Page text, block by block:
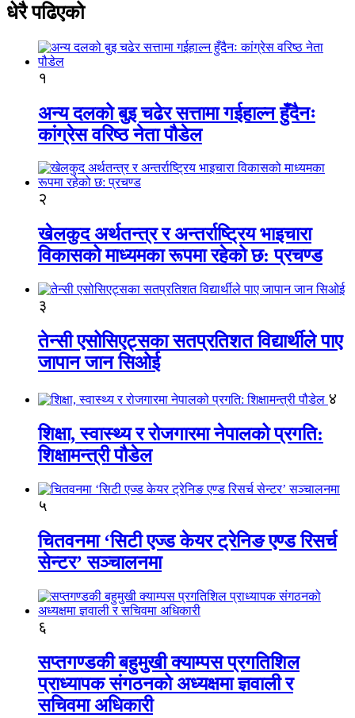
धेरै पढिएको
१
अन्य दलको बुइ चढेर सत्तामा गईहाल्न हुँदैनः
कांग्रेस वरिष्ठ नेता पौडेल
२
खेलकुद अर्थतन्त्र र अन्तर्राष्ट्रिय भाइचारा
विकासको माध्यमका रूपमा रहेको छ: प्रचण्ड
३
तेन्सी एसोसिएट्सका सतप्रतिशत विद्यार्थीले पाए
जापान जान सिओई
४
शिक्षा, स्वास्थ्य र रोजगारमा नेपालको प्रगति:
शिक्षामन्त्री पौडेल
५
चितवनमा ‘सिटी एज्ड केयर ट्रेनिङ एण्ड रिसर्च
सेन्टर’ सञ्चालनमा
६
सप्तगण्डकी बहुमुखी क्याम्पस प्रगतिशिल
प्राध्यापक संगठनको अध्यक्षमा ज्ञवाली र
सचिवमा अधिकारी